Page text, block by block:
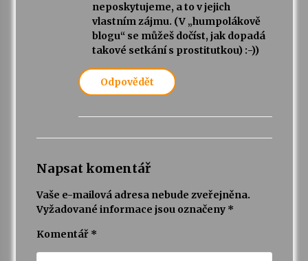
neposkytujeme, a to v jejich
vlastním zájmu. (V „humpolákově
blogu“ se můžeš dočíst, jak dopadá
takové setkání s prostitutkou) :-))
Odpovědět
Napsat komentář
Vaše e-mailová adresa nebude zveřejněna.
Vyžadované informace jsou označeny *
Komentář *